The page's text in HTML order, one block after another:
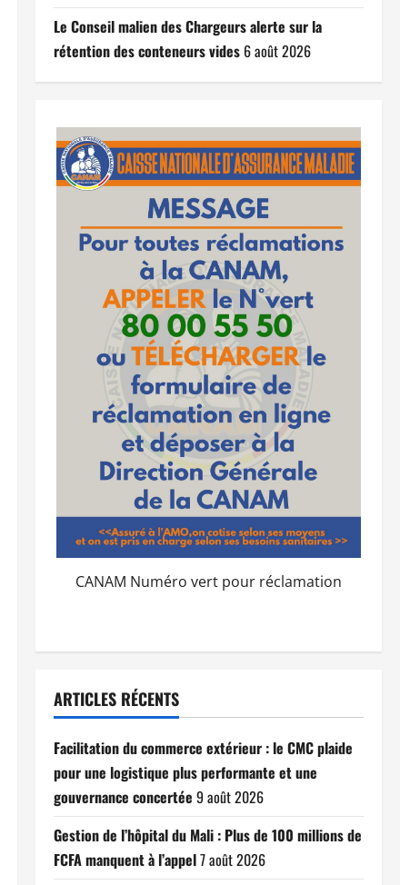
Le Conseil malien des Chargeurs alerte sur la
rétention des conteneurs vides 6 août 2026
CANAM Numéro vert pour réclamation
ARTICLES RÉCENTS
Facilitation du commerce extérieur : le CMC plaide
pour une logistique plus performante et une
gouvernance concertée 9 août 2026
Gestion de l’hôpital du Mali : Plus de 100 millions de
FCFA manquent à l’appel7 août 2026